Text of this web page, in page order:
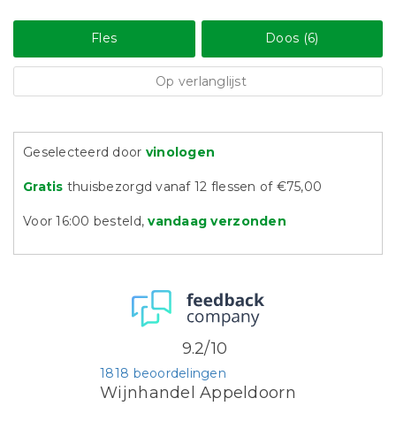
Fles Doos (6)
Op verlanglijst
Geselecteerd door vinologen
Gratis thuisbezorgd vanaf 12 flessen of €75,00
Voor 16:00 besteld,vandaag verzonden
Wijnhandel Appeldoorn
1818 beoordelingen
9.2/10